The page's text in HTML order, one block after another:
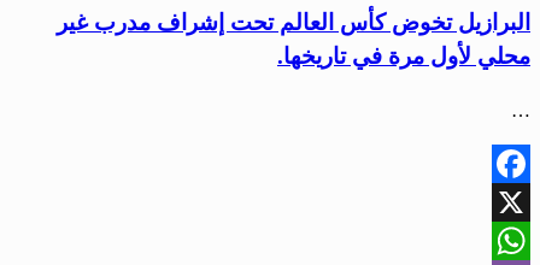
البرازيل تخوض كأس العالم تحت إشراف مدرب غير
محلي لأول مرة في تاريخها.
…
Facebook
X